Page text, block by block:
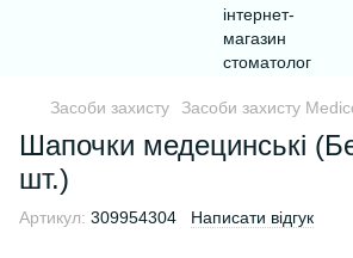
Засоби захисту Засоби захисту
Шапочки медецинські
шт.)
Артикул: 309954304 Написати відгук